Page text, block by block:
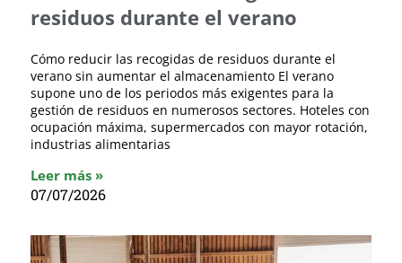
residuos durante el verano
Cómo reducir las recogidas de residuos durante el
verano sin aumentar el almacenamiento El verano
supone uno de los periodos más exigentes para la
gestión de residuos en numerosos sectores. Hoteles con
ocupación máxima, supermercados con mayor rotación,
industrias alimentarias
Leer más »
07/07/2026